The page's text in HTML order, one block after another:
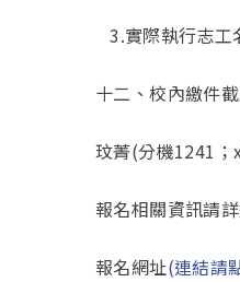
3.實際執行志工
十二、校內繳件截
玟菁(分機1241
報名相關資訊請
報名網址(連結請